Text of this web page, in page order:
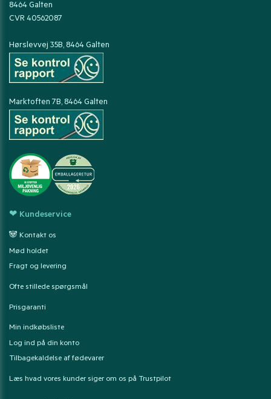
8464 Galten
CVR 40562087
Hørslevvej 35B, 8464 Galten
Marktoften 7B, 8464 Galten
❤ Kundeservice
🐼 Kontakt os
Mød holdet
Fragt og levering
Ofte stillede spørgsmål
Prisgaranti
Min indkøbsliste
Log ind på din konto
Tilbagekaldelse af fødevarer
Læs hvad vores kunder siger om os på Trustpilot